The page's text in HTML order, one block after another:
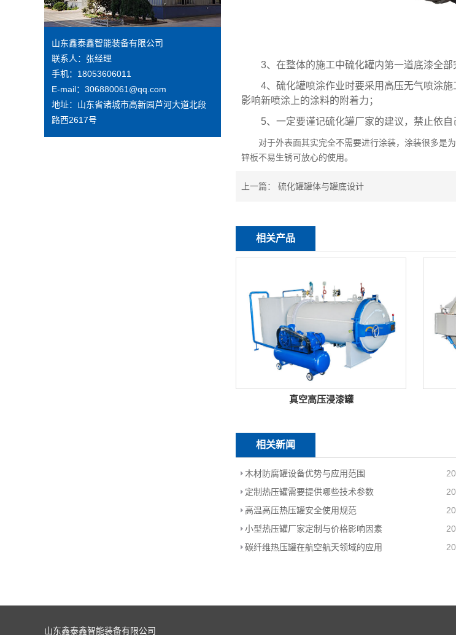
山东鑫泰鑫智能装备有限公司
联系人：张经理
手机：18053606011
E-mail：306880061@qq.com
地址：山东省诸城市高新园芦河大道北段
路西2617号
3、在整体的施工中硫化罐内第一道底漆全部
4、硫化罐喷涂作业时要采用高压无气喷涂施
影响新喷涂上的涂料的附着力；
5、一定要谨记硫化罐厂家的建议，禁止依自
对于外表面其实完全不需要进行涂装，涂装很多是为
锌板不易生锈可放心的使用。
上一篇： 硫化罐罐体与罐底设计
相关产品
真空高压浸漆罐
相关新闻
木材防腐罐设备优势与应用范围
定制热压罐需要提供哪些技术参数
高温高压热压罐安全使用规范
小型热压罐厂家定制与价格影响因素
碳纤维热压罐在航空航天领域的应用
山东鑫泰鑫智能装备有限公司